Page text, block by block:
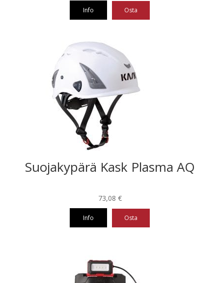
Info Osta
Suojakypärä Kask Plasma AQ
73,08 €
Info Osta